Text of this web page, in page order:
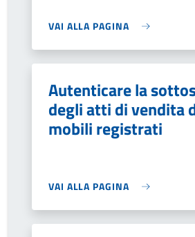
VAI ALLA PAGINA
Autenticare la
degli atti di vendita
mobili registrati
VAI ALLA PAGINA